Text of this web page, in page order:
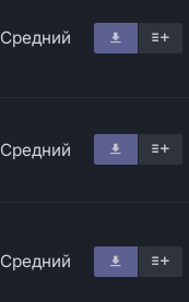
Средний
Средний
Средний